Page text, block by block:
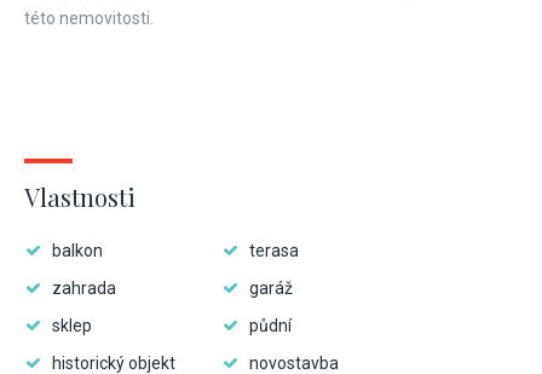
této nemovitosti.
Vlastnosti
balkon
terasa
zahrada
garáž
sklep
půdní
historický objekt
novostavba